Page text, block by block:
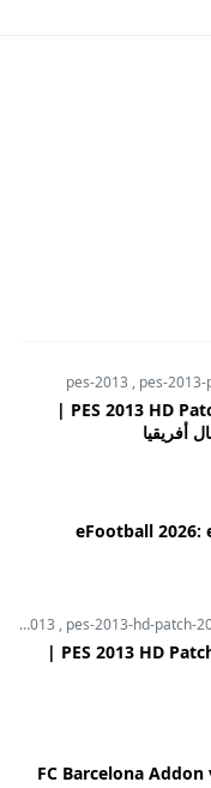
pes-2013 , pes-2013-
تحميل باتش PES 2013 HD Patch 2026 V4.0 |
أفريقيا
eFootball 2026:
pes-2013 , pes-2013-hd-patch-
تحميل تحديث PES 2013 HD Patch 2026 V4.1 |
FC Barcelona